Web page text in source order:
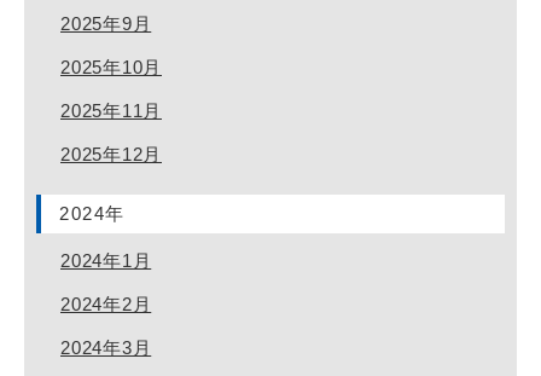
2025年9月
2025年10月
2025年11月
2025年12月
2024年
2024年1月
2024年2月
2024年3月